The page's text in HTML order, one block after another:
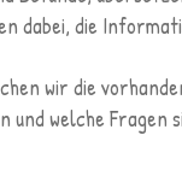
dabei, die
wir die
und welche Fragen